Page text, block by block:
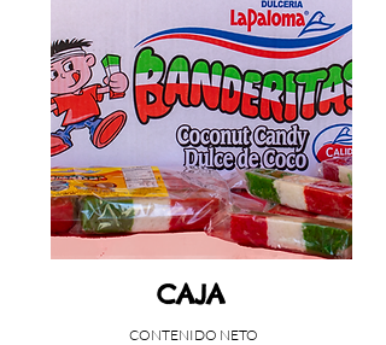
CAJA
CONTENIDO NETO